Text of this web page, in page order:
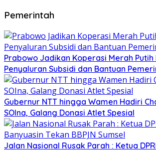
Pemerintah
Prabowo Jadikan Koperasi Merah Putih
Penyaluran Subsidi dan Bantuan
Gubernur NTT hingga Wamen Hadiri
SOIna, Galang Donasi Atlet Spesial
Jalan Nasional Rusak Parah : Ketua